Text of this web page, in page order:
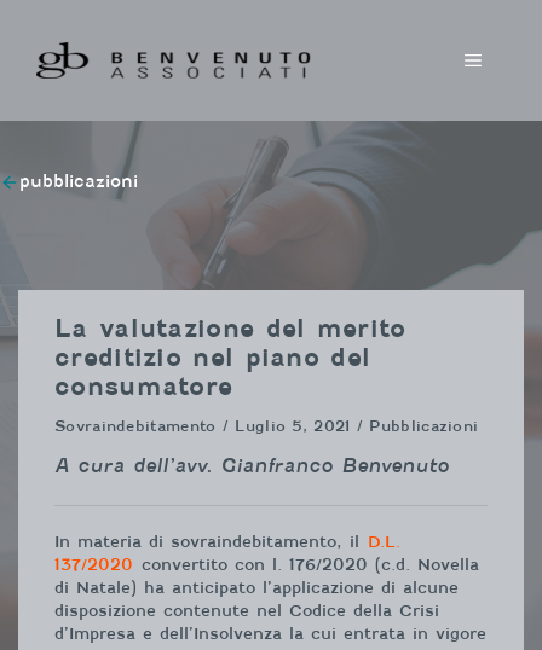
contenuto
MENU
pubblicazioni
La valutazione del merito
creditizio nel piano del
consumatore
Sovraindebitamento / Luglio 5, 2021 / Pubblicazioni
A cura dell’avv. Gianfranco Benvenuto
In materia di sovraindebitamento, il D.L.
137/2020 convertito con l. 176/2020 (c.d. Novella
di Natale) ha anticipato l’applicazione di alcune
disposizione contenute nel Codice della Crisi
d’Impresa e dell’Insolvenza la cui entrata in vigore